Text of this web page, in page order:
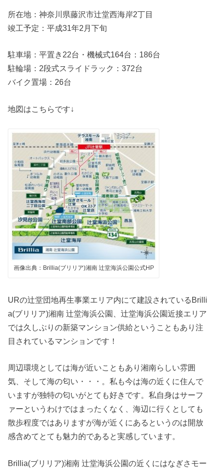
所在地：神奈川県藤沢市辻堂西海岸2丁目
竣工予定：平成31年2月下旬
駐車場：平置き22台・機械式164台：186台
駐輪場：2段式スライドラック：372台
バイク置場：26台
地図はこちらです↓
画像出典：Brillia(ブリリア)湘南 辻堂海浜公園公式HP
URの辻堂団地再生事業エリア内にて建設されているBrilli
a(ブリリア)湘南 辻堂海浜公園、辻堂海浜公園近接エリア
では久しぶりの新築マンション供給ということもあり注
目されているマンションです！
周辺環境としては海が近いこともあり湘南らしい雰囲
気、そして海の匂い・・・。私も今は海の近くに住んで
いますが独特の匂いがとても好きです。私自身はサーフ
ァーというわけではまったくなく、海辺に行くとしても
散歩程度ではありますが海が近くにあるというのは開放
感含めてとても魅力的であると実感しています。
Brillia(ブリリア)湘南 辻堂海浜公園の近くにはなぎさモー